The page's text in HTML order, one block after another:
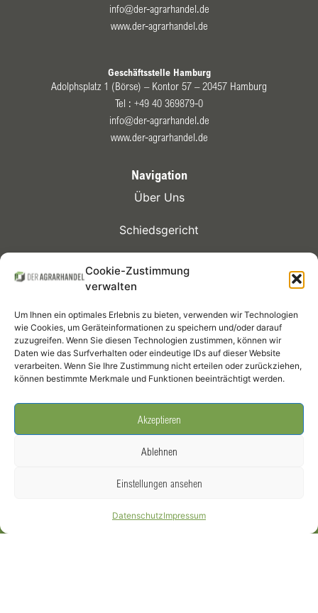
Cookie-Zustimmung
verwalten
Um Ihnen ein optimales Erlebnis zu bieten, verwenden wir Technologien
wie Cookies, um Geräteinformationen zu speichern und/oder darauf
zuzugreifen. Wenn Sie diesen Technologien zustimmen, können wir
Daten wie das Surfverhalten oder eindeutige IDs auf dieser Website
verarbeiten. Wenn Sie Ihre Zustimmung nicht erteilen oder zurückziehen,
können bestimmte Merkmale und Funktionen beeinträchtigt werden.
Akzeptieren
Ablehnen
Einstellungen ansehen
DatenschutzImpressum
info@der-agrarhandel.de
www.der-agrarhandel.de
Geschäftsstelle Hamburg
Adolphsplatz 1 (Börse) – Kontor 57 – 20457 Hamburg
Tel : +49 40 369879-0
info@der-agrarhandel.de
www.der-agrarhandel.de
Navigation
Über Uns
Schiedsgericht
Mitglieder
Termine
Infothek
Social Media
Getreidehändler der Hamburger Börse e.V. –Impressum